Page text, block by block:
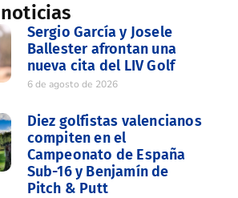
Sergio García y Josele
Ballester afrontan una
nueva cita del LIV Golf
6 de agosto de 2026
Diez golfistas valencianos
compiten en el
Campeonato de España
Sub-16 y Benjamín de
Pitch & Putt